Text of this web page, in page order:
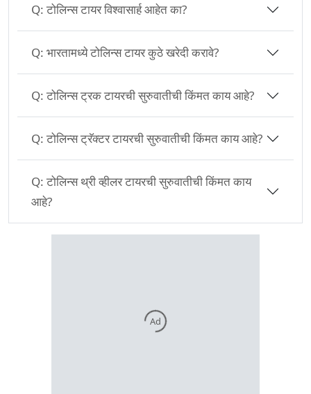
Q: टोलिन्स टायर विश्वासार्ह आहेत का?
Q: भारतामध्ये टोलिन्स टायर कुठे खरेदी करावे?
Q: टोलिन्स ट्रक टायरची सुरुवातीची किंमत काय आहे?
Q: टोलिन्स ट्रॅक्टर टायरची सुरुवातीची किंमत काय आहे?
Q: टोलिन्स थ्री व्हीलर टायरची सुरुवातीची किंमत काय
आहे?
Ad